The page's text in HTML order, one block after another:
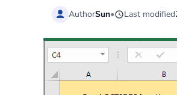
AuthorSun• Last modified